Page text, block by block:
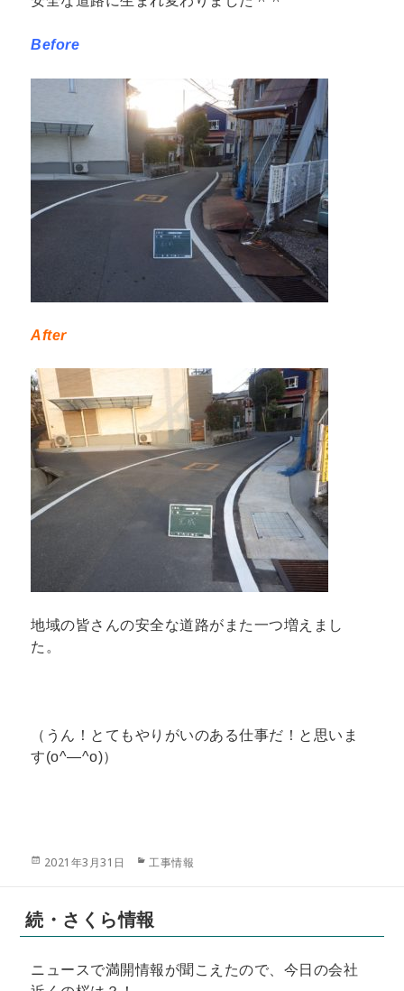
Before
After
地域の皆さんの安全な道路がまた一つ増えまし
た。
（うん！とてもやりがいのある仕事だ！と思いま
す(o^―^o)）
投
2021年3月31日
カ
リ
ー
工事情報
続・さくら情報
ニュースで満開情報が聞こえたので、今日の会社